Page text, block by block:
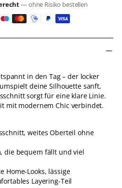
— ohne Risiko bestellen
in den Tag – der locker
deine Silhouette sanft,
sorgt für eine klare Linie.
mit modernem Chic verbindet.
weites Oberteil ohne
die bequem fällt und viel
Home-Looks, lässige
Layering-Teil